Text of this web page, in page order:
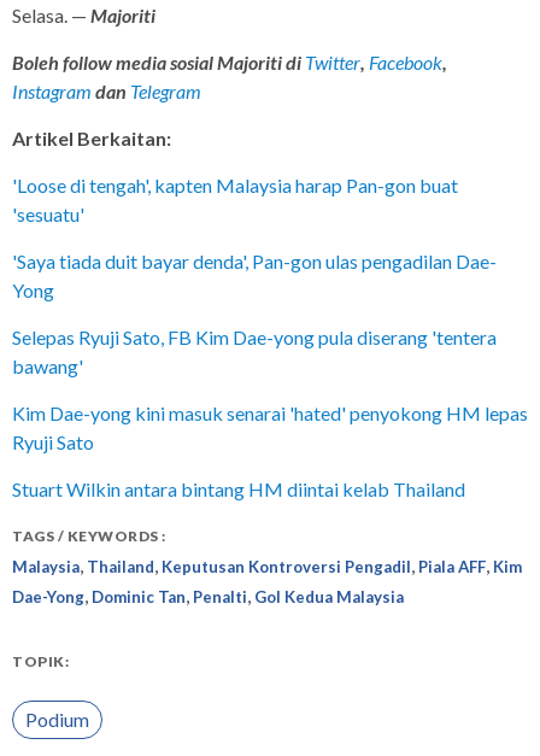
Selasa. — Majoriti
Boleh follow media sosial Majoriti di Twitter Facebook
Instagram dan Telegram
Artikel Berkaitan:
'Loose di tengah', kapten Malaysia harap Pan-gon buat
'sesuatu'
'Saya tiada duit bayar denda', Pan-gon ulas pengadilan Dae-
Yong
Selepas Ryuji Sato, FB Kim Dae-yong pula diserang 'tentera
bawang'
Kim Dae-yong kini masuk senarai 'hated' penyokong HM lepas
Ryuji Sato
Stuart Wilkin antara bintang HM diintai kelab Thailand
TAGS / KEYWORDS :
Malaysia Thailand Keputusan Kontroversi Pengadil Piala AFF Kim
Dae-Yong Dominic Tan Penalti Gol Kedua Malaysia
TOPIK:
Podium